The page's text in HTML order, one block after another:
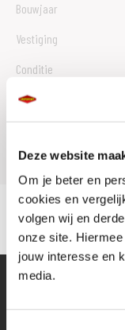
Deze website
Om je beter en
cookies en
volgen wij en
onze site.
jouw interesse en
media.
Bouwjaar
Vestiging
Conditie
Rijbewijs type